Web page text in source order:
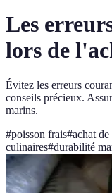
Les
lors de
Évitez les erreurs
conseils précieux.
marins.
#poisson frais#achat de
culinaires#durabilité